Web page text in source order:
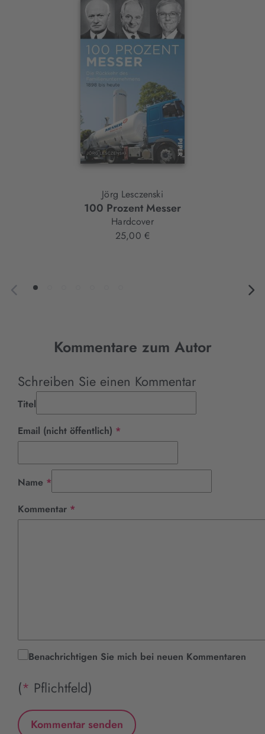
Jörg Lesczenski
100 Prozent Messer
Hardcover
25,00 €
Kommentare zum Autor
Schreiben Sie einen Kommentar
Titel
Email (nicht öffentlich) *
Name *
Kommentar *
Benachrichtigen Sie mich bei neuen Kommentaren
(* Pflichtfeld)